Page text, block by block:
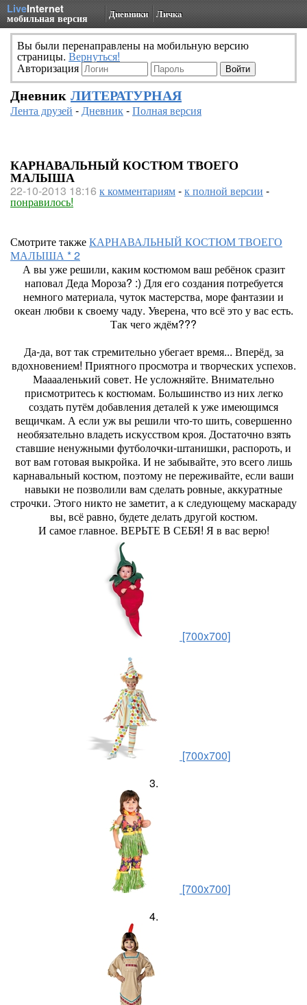
LiveInternet
мобильная версия Дневники Личка
Вы были перенаправлены на мобильную версию
страницы. Вернуться!
Авторизация
Дневник ЛИТЕРАТУРНАЯ
Лента друзей -Дневник-Полная версия
КАРНАВАЛЬНЫЙ КОСТЮМ ТВОЕГО
МАЛЫША
22-10-2013 18:16 к комментариям-к полной версии -
понравилось!
Смотрите такжеКАРНАВАЛЬНЫЙ КОСТЮМ ТВОЕГО
МАЛЫША * 2
А вы уже решили, каким костюмом ваш ребёнок сразит
наповал Деда Мороза? :) Для его создания потребуется
немного материала, чуток мастерства, море фантазии и
океан любви к своему чаду. Уверена, что всё это у вас есть.
Так чего ждём???
Да-да, вот так стремительно убегает время... Вперёд, за
вдохновением! Приятного просмотра и творческих успехов.
Мааааленький совет. Не усложняйте. Внимательно
присмотритесь к костюмам. Большинство из них легко
создать путём добавления деталей к уже имеющимся
вещичкам. А если уж вы решили что-то шить, совершенно
необязательно владеть искусством кроя. Достаточно взять
ставшие ненужными футболочки-штанишки, распороть, и
вот вам готовая выкройка. И не забывайте, это всего лишь
карнавальный костюм, поэтому не переживайте, если ваши
навыки не позволили вам сделать ровные, аккуратные
строчки. Этого никто не заметит, а к следующему маскараду
вы, всё равно, будете делать другой костюм.
И самое главное. ВЕРЬТЕ В СЕБЯ! Я в вас верю!
[700x700]
[700x700]
3.
[700x700]
4.